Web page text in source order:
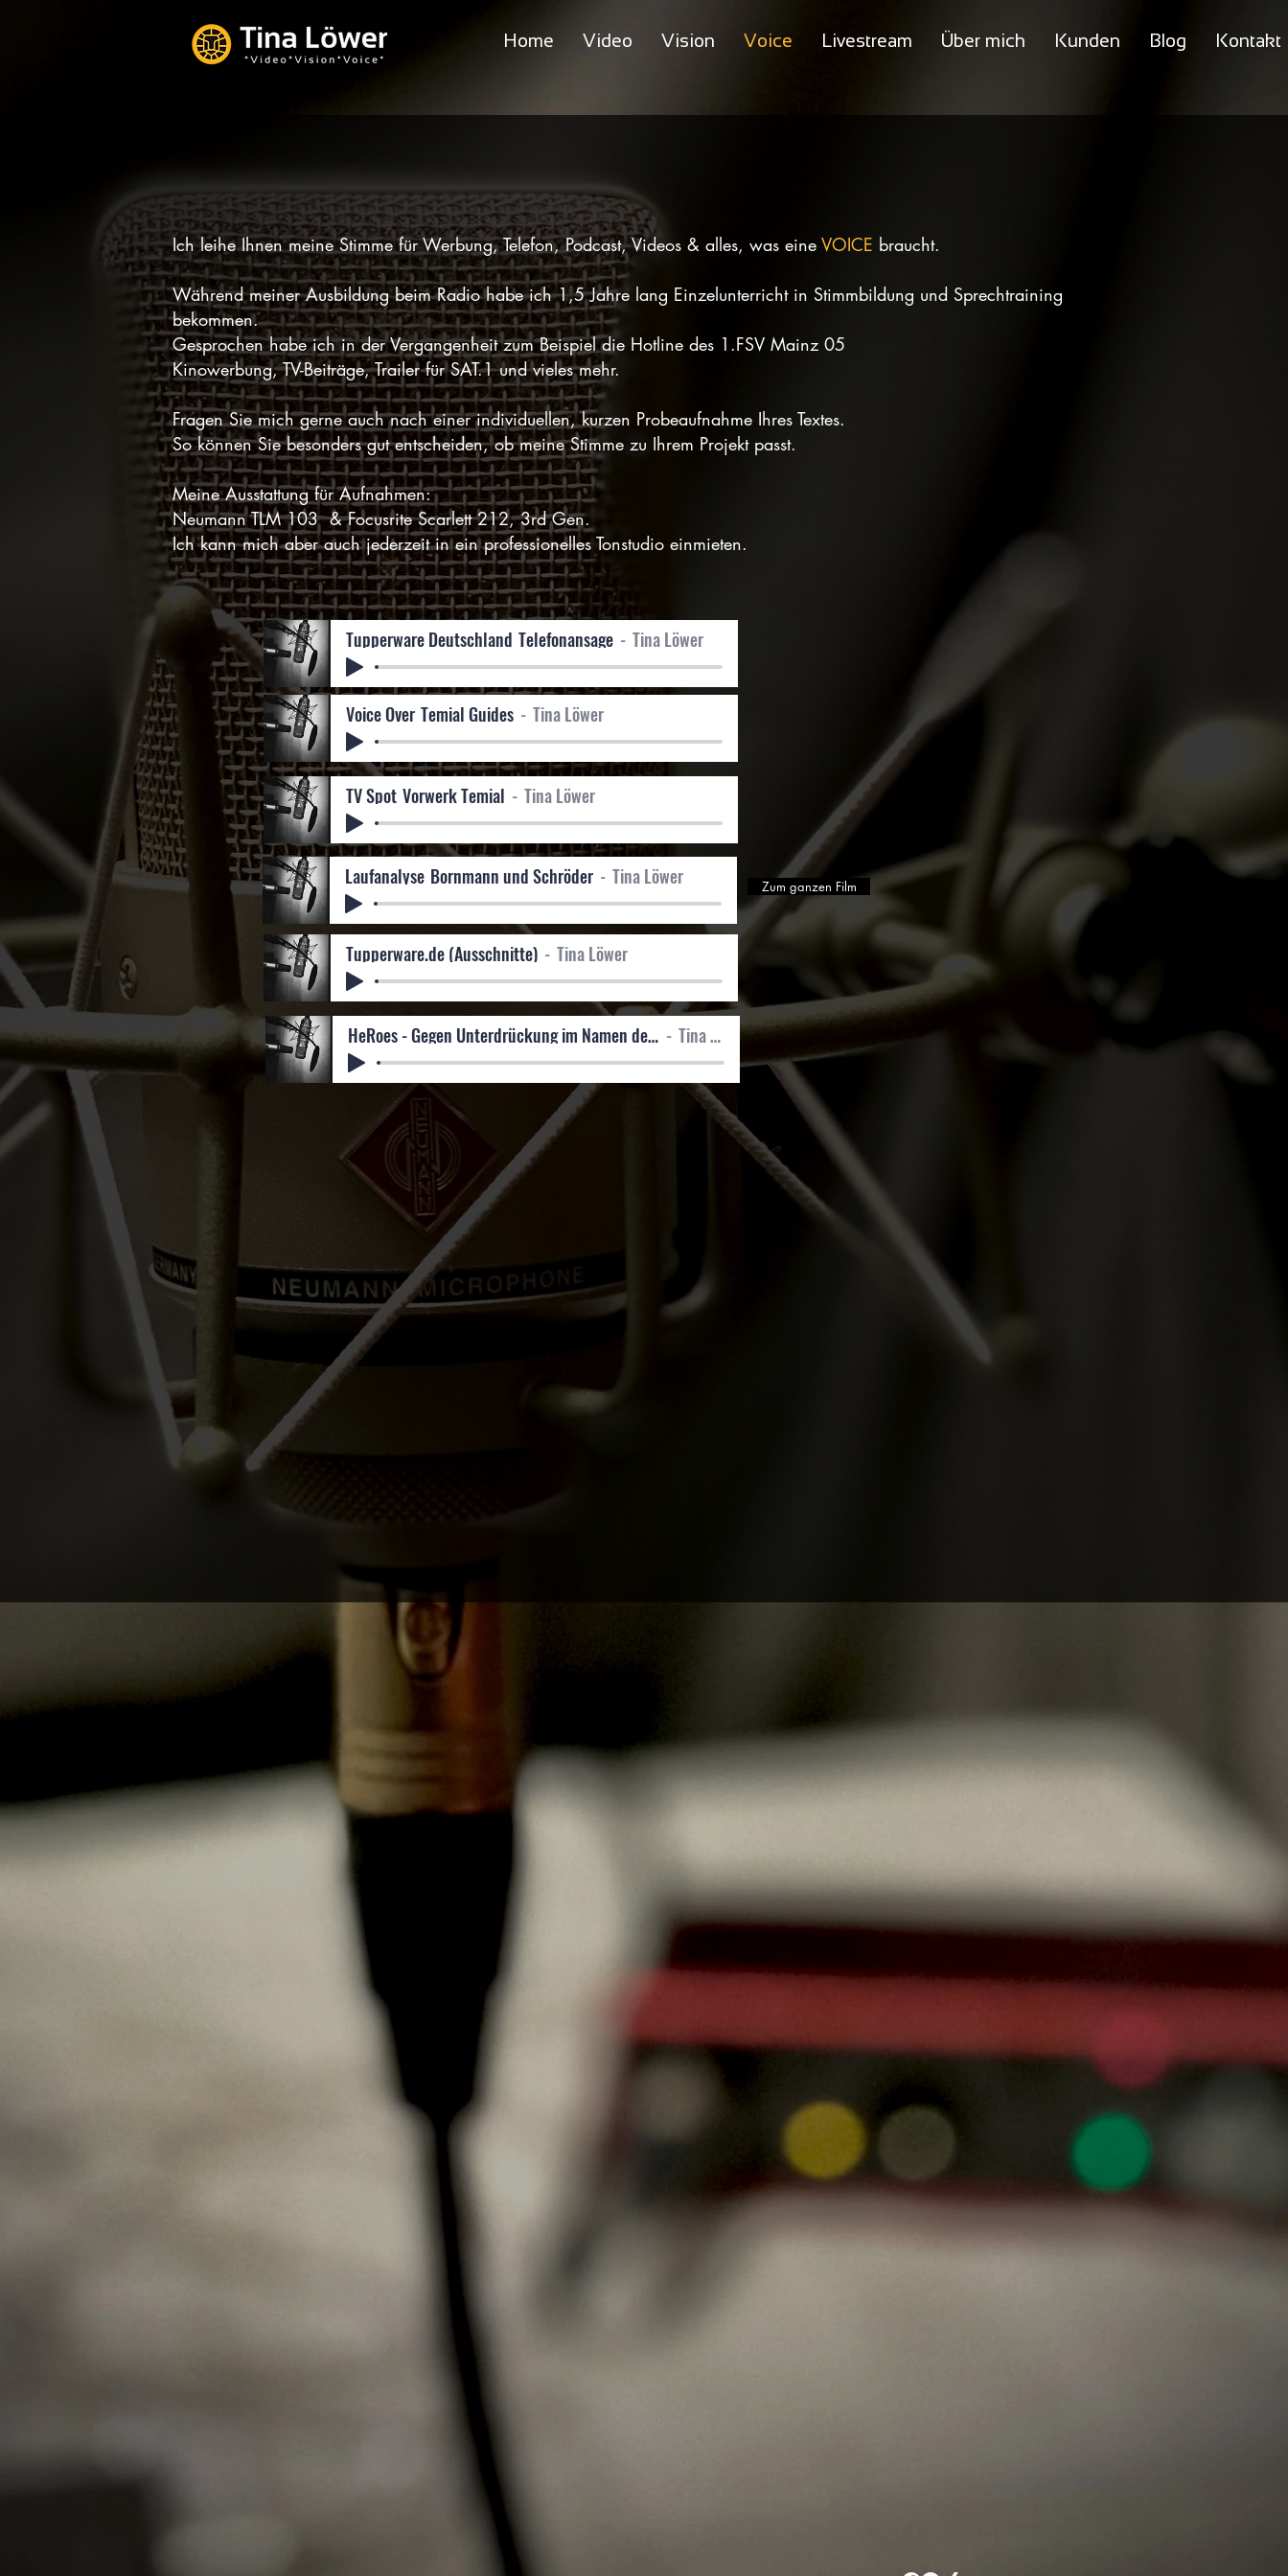
Home Video Vision Voice Livestream Über mich Kunden Blog Kontakt
Ich leihe Ihnen meine Stimme für Werbung, Telefon, Podcast, Videos & alles, was eine VOICE braucht.
Während meiner Ausbildung beim Radio habe ich 1,5 Jahre lang Einzelunterricht in Stimmbildung und Sprechtraining
bekommen.
Gesprochen habe ich in der Vergangenheit zum Beispiel die Hotline des 1.FSV Mainz 05
Kinowerbung, TV-Beiträge, Trailer für SAT.1 und vieles mehr.
Fragen Sie mich gerne auch nach einer individuellen, kurzen Probeaufnahme Ihres Textes.
So können Sie besonders gut entscheiden, ob meine Stimme zu Ihrem Projekt passt.
Meine Ausstattung für Aufnahmen:
Neumann TLM 103 & Focusrite Scarlett 212, 3rd Gen.
Ich kann mich aber auch jederzeit in ein professionelles Tonstudio einmieten.
Tupperware Deutschland_Telefonansage Tina Löwer
Voice Over_Temial Guides Tina Löwer
TV Spot_Vorwerk Temial Tina Löwer
Laufanalyse_Bornmann und Schröder Tina Löwer
Tupperware.de (Ausschnitte) Tina Löwer
Zum ganzen Film
HeRoes - Gegen Unterdrückung im Namen der Ehre (Ausschnitte) Tina Löwer